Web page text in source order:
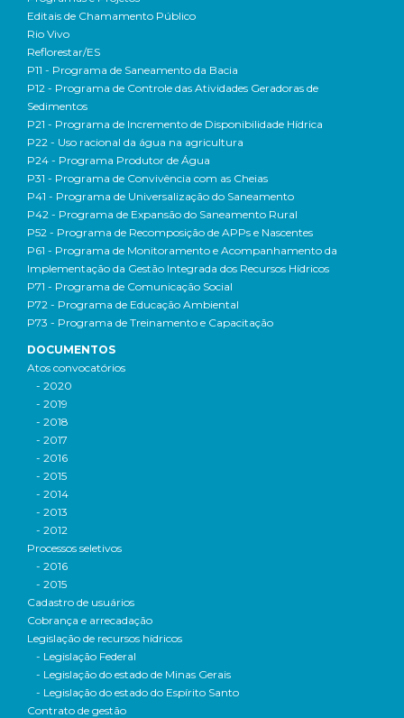
Editais de Chamamento Público
Rio Vivo
Reflorestar/ES
P11 - Programa de Saneamento da Bacia
P12 - Programa de Controle das Atividades Geradoras de
Sedimentos
P21 - Programa de Incremento de Disponibilidade Hídrica
P22 - Uso racional da água na agricultura
P24 - Programa Produtor de Água
P31 - Programa de Convivência com as Cheias
P41 - Programa de Universalização do Saneamento
P42 - Programa de Expansão do Saneamento Rural
P52 - Programa de Recomposição de APPs e Nascentes
P61 - Programa de Monitoramento e Acompanhamento da
Implementação da Gestão Integrada dos Recursos Hídricos
P71 - Programa de Comunicação Social
P72 - Programa de Educação Ambiental
P73 - Programa de Treinamento e Capacitação
DOCUMENTOS
Atos convocatórios
- 2020
- 2019
- 2018
- 2017
- 2016
- 2015
- 2014
- 2013
- 2012
Processos seletivos
- 2016
- 2015
Cadastro de usuários
Cobrança e arrecadação
Legislação de recursos hídricos
- Legislação Federal
- Legislação do estado de Minas Gerais
- Legislação do estado do Espírito Santo
Contrato de gestão